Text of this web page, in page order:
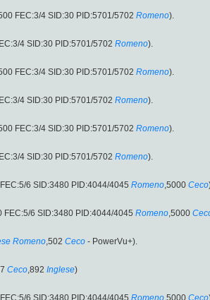
FEC:3/4 SID:30 PID:5701/5702 Romeno).
4 SID:30 PID:5701/5702 Romeno).
FEC:3/4 SID:30 PID:5701/5702 Romeno).
4 SID:30 PID:5701/5702 Romeno).
FEC:3/4 SID:30 PID:5701/5702 Romeno).
4 SID:30 PID:5701/5702 Romeno).
6 SID:3480 PID:4044/4045 Romeno,5000 Ceco
6 SID:3480 PID:4044/4045 Romeno,5000
Romeno,502 Ceco - PowerVu+).
Ceco,892 Inglese)